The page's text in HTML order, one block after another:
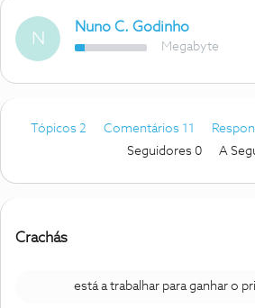
N
Nuno C. Godinho
Megabyte
Tópicos 2 Comentários 11
Seguidores 0 A
Crachás
está a trabalhar para ganhar o